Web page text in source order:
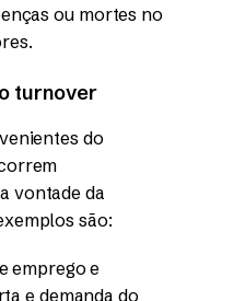
ou mortes no
turnover
do
vontade da
são:
emprego e
e demanda do